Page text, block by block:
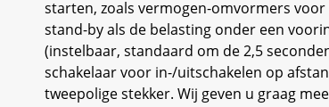
starten, zoals vermogen-omvormers voor
stand-by als de belasting onder een
(instelbaar, standaard om de 2,5
schakelaar voor in-/uitschakelen op
tweepolige stekker. Wij geven u graag